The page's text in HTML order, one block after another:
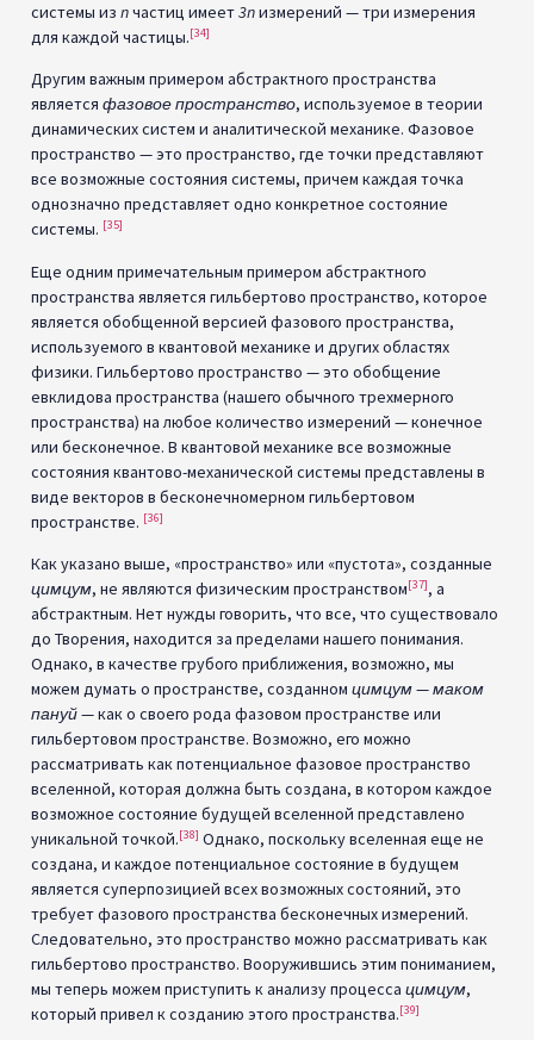
системы из nчастиц имеет3nизмерений — три измерения
для каждой частицы.[34]
Другим важным примером абстрактного пространства
является фазовое пространство, используемое в теории
динамических систем и аналитической механике. Фазовое
пространство — это пространство, где точки представляют
все возможные состояния системы, причем каждая точка
однозначно представляет одно конкретное состояние
системы. [35]
Еще одним примечательным примером абстрактного
пространства является гильбертово пространство, которое
является обобщенной версией фазового пространства,
используемого в квантовой механике и других областях
физики. Гильбертово пространство — это обобщение
евклидова пространства (нашего обычного трехмерного
пространства) на любое количество измерений — конечное
или бесконечное. В квантовой механике все возможные
состояния квантово-механической системы представлены в
виде векторов в бесконечномерном гильбертовом
пространстве. [36]
Как указано выше, «пространство» или «пустота», созданные
цимцум, не являются физическим пространством[37], а
абстрактным. Нет нужды говорить, что все, что существовало
до Творения, находится за пределами нашего понимания.
Однако, в качестве грубого приближения, возможно, мы
можем думать о пространстве, созданном цимцум—маком
пануй— как о своего рода фазовом пространстве или
гильбертовом пространстве. Возможно, его можно
рассматривать как потенциальное фазовое пространство
вселенной, которая должна быть создана, в котором каждое
возможное состояние будущей вселенной представлено
уникальной точкой.[38] Однако, поскольку вселенная еще не
создана, и каждое потенциальное состояние в будущем
является суперпозицией всех возможных состояний, это
требует фазового пространства бесконечных измерений.
Следовательно, это пространство можно рассматривать как
гильбертово пространство. Вооружившись этим пониманием,
мы теперь можем приступить к анализу процесса цимцум,
который привел к созданию этого пространства.[39]